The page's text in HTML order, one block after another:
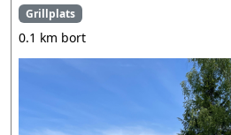
Grillplats
0.1 km bort